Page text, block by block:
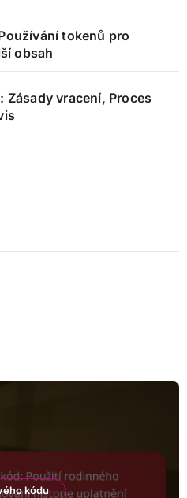
tokenů pro
obsah
Zásady vracení, Proces
kódu